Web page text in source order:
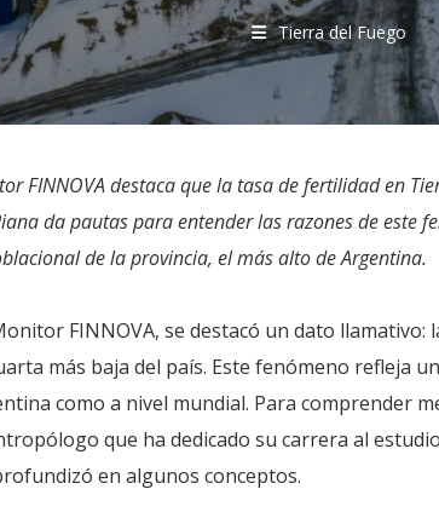
Tierra del Fuego
FINNOVA destaca que la tasa de fertilidad en
da pautas para entender las razones de este
de la provincia, el más alto de Argentina.
FINNOVA, se destacó un dato
más baja del país. Este fenómeno refleja
como a nivel mundial. Para comprender
que ha dedicado su carrera al
en algunos conceptos.